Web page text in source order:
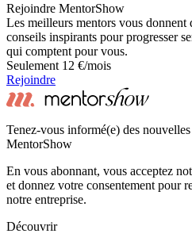
Rejoindre MentorShow
Les meilleurs mentors vous donnent
conseils inspirants pour progresser
qui comptent pour vous.
Seulement 12 €/mois
Rejoindre
Tenez-vous informé(e) des
MentorShow
En vous abonnant, vous acceptez
et donnez votre consentement pour
notre entreprise.
Découvrir